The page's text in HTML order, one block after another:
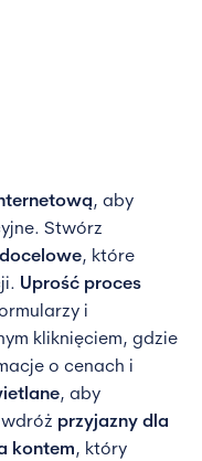
, aby
Stwórz
, które
Uprość proces
i
kliknięciem, gdzie
o cenach i
, aby
przyjazny dla
kontem, który